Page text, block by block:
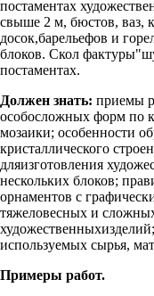
постаментах
свыше 2 м, бюстов, ваз,
досок,барельефов и
блоков. Скол
постаментах.
Должен знать: приемы
особосложных форм по
мозаики; особенности
кристаллического
дляизготовления
нескольких блоков;
орнаментов с
тяжеловесных и
используемых сырья,
Примеры работ.